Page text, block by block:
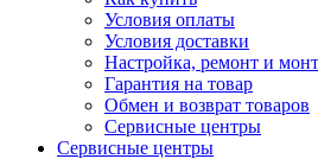
Условия оплаты
Условия доставки
Настройка, ремонт и
Гарантия на товар
Обмен и возврат товаров
Сервисные центры
Сервисные центры